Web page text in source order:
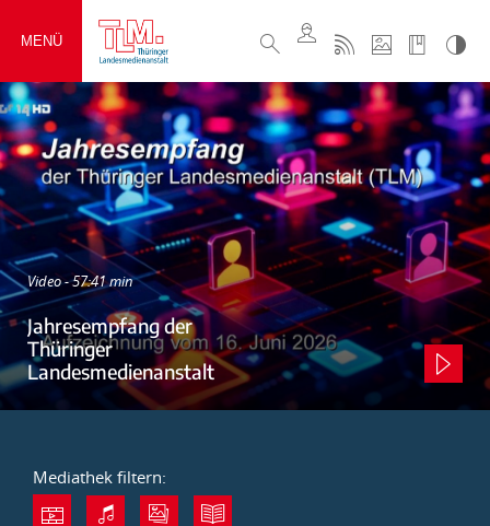
MENÜ
Video - 57:41 min
Jahresempfang der
Thüringer
Landesmedienanstalt
Mediathek filtern: